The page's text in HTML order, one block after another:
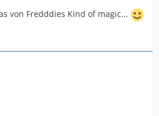
von Fredddies Kind of magic...